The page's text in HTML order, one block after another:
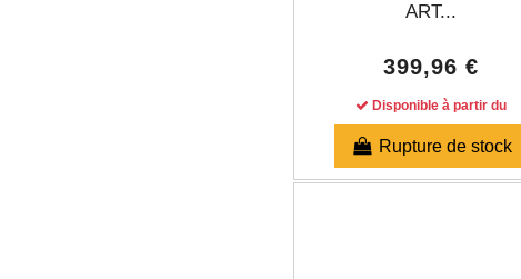
ART...
399,96 €
Disponible à partir du
Rupture de stock